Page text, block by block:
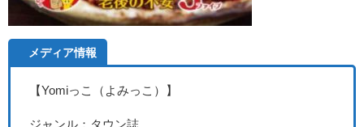
メディア情報
【Yomiっこ（よみっこ） 】
ジャンル：タウン誌